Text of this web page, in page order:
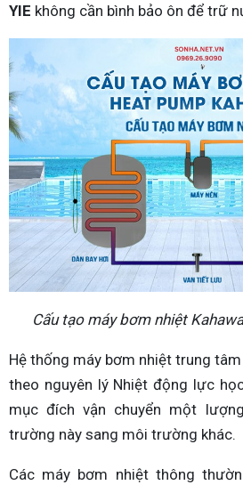
YIE không cần bình bảo ôn để trữ
Cấu tạo máy bơm nhiệt
Hệ thống máy bơm nhiệt trung
theo nguyên lý Nhiệt động lực
mục đích vận chuyển một
trường này sang môi trường khác.
Các máy bơm nhiệt thông